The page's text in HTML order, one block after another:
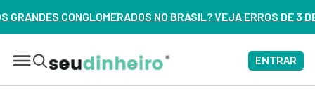
NO BRASIL? VEJA ERROS DE 3 DELES – ASSISTA AGORA
ENTRAR